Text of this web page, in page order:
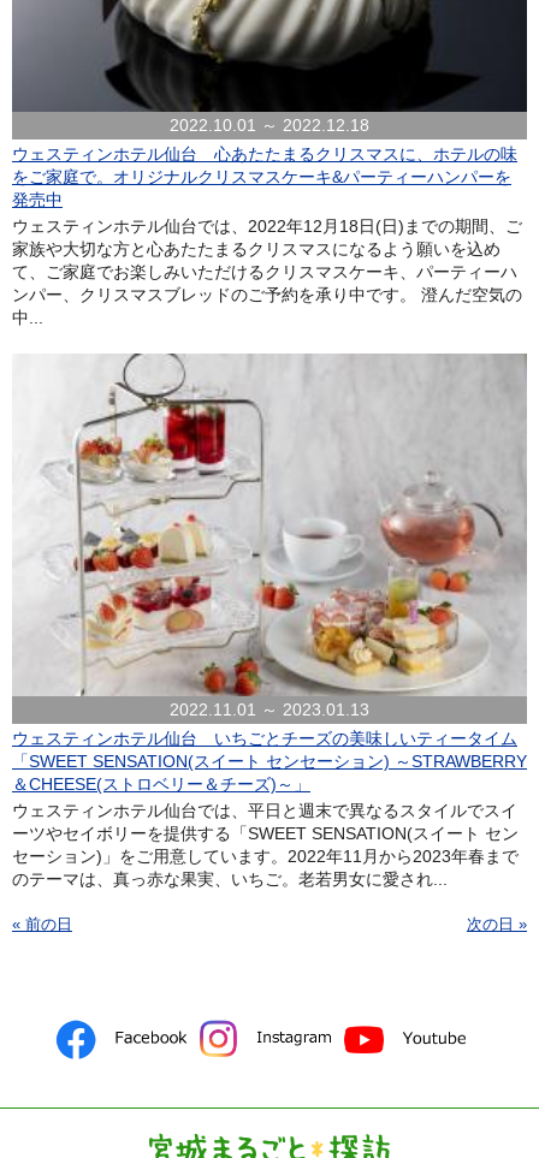
2022.10.01 ～ 2022.12.18
ウェスティンホテル仙台 心あたたまるクリスマスに、ホテルの味
をご家庭で。オリジナルクリスマスケーキ&パーティーハンパーを
発売中
ウェスティンホテル仙台では、2022年12月18日(日)までの期間、ご
家族や大切な方と心あたたまるクリスマスになるよう願いを込め
て、ご家庭でお楽しみいただけるクリスマスケーキ、パーティーハ
ンパー、クリスマスブレッドのご予約を承り中です。 澄んだ空気の
中...
2022.11.01 ～ 2023.01.13
ウェスティンホテル仙台 いちごとチーズの美味しいティータイム
「SWEET SENSATION(スイート センセーション) ～STRAWBERRY
＆CHEESE(ストロベリー＆チーズ)～」
ウェスティンホテル仙台では、平日と週末で異なるスタイルでスイ
ーツやセイボリーを提供する「SWEET SENSATION(スイート セン
セーション)」をご用意しています。2022年11月から2023年春まで
のテーマは、真っ赤な果実、いちご。老若男女に愛され...
« 前の日 次の日 »